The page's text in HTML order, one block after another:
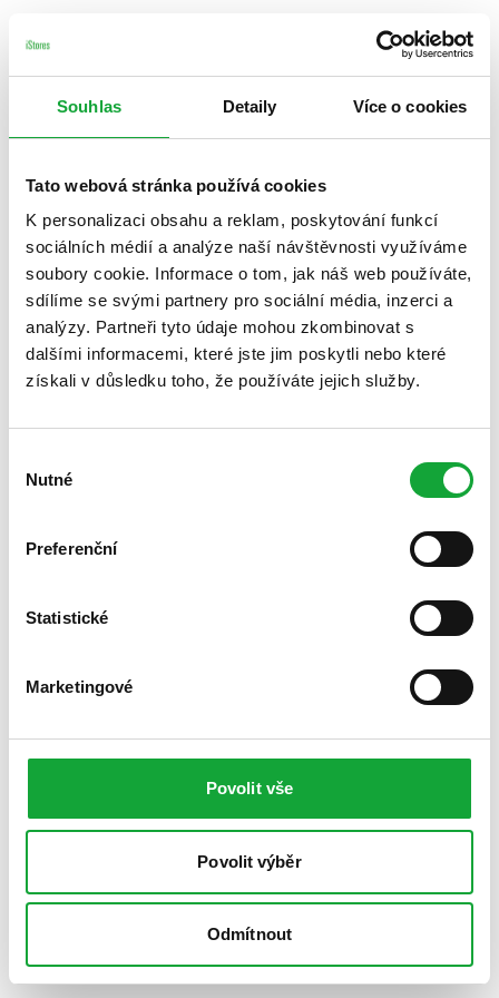
Souhlas Detaily Více o cookies
Tato webová stránka používá cookies
K personalizaci obsahu a reklam, poskytování funkcí
sociálních médií a analýze naší návštěvnosti využíváme
soubory cookie. Informace o tom, jak náš web používáte,
sdílíme se svými partnery pro sociální média, inzerci a
analýzy. Partneři tyto údaje mohou zkombinovat s
dalšími informacemi, které jste jim poskytli nebo které
získali v důsledku toho, že používáte jejich služby.
souhlasu
Nutné
Preferenční
Statistické
Marketingové
Povolit vše
Povolit výběr
Odmítnout